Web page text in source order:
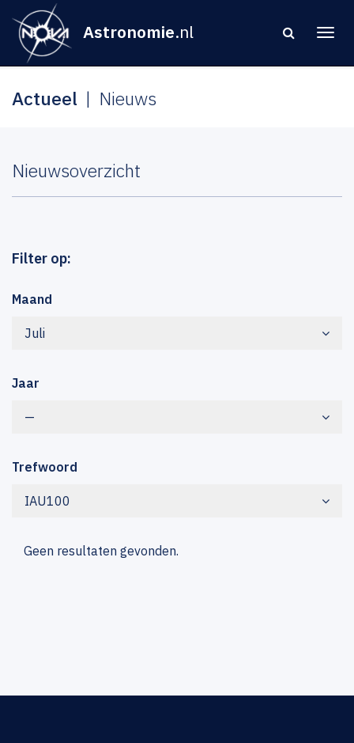
Astronomie.nl
Actueel Nieuws
Nieuwsoverzicht
Filter op:
Maand
Juli
Jaar
—
Trefwoord
IAU100
Geen resultaten gevonden.